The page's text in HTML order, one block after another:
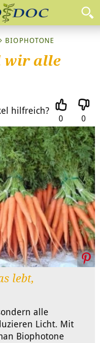
BIOPHOTONE
wir alle
hilfreich?
0 0
lebt,
alle
Licht. Mit
Biophotone